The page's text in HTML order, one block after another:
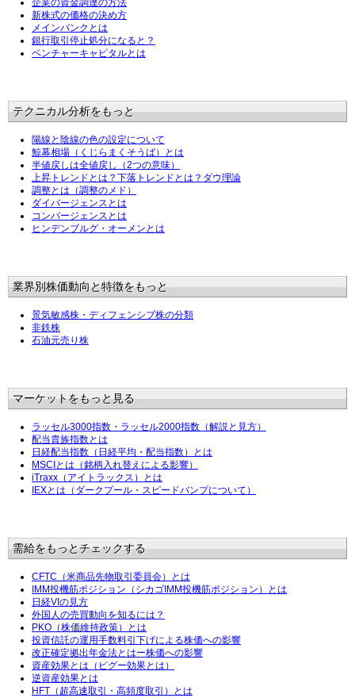
企業の資金調達の方法
新株式の価格の決め方
メインバンクとは
銀行取引停止処分になると？
ベンチャーキャピタルとは
テクニカル分析をもっと
陽線と陰線の色の設定について
鯨幕相場（くじらまくそうば）とは
半値戻しは全値戻し（2つの意味）
上昇トレンドとは？下落トレンドとは？ダウ理論
調整とは（調整のメド）
ダイバージェンスとは
コンバージェンスとは
ヒンデンブルグ・オーメンとは
業界別株価動向と特徴をもっと
景気敏感株・ディフェンシブ株の分類
非鉄株
石油元売り株
マーケットをもっと見る
ラッセル3000指数・ラッセル2000指数（解説と見方）
配当貴族指数とは
日経配当指数（日経平均・配当指数）とは
MSCIとは（銘柄入れ替えによる影響）
iTraxx（アイトラックス）とは
IEXとは（ダークプール・スピードバンプについて）
需給をもっとチェックする
CFTC（米商品先物取引委員会）とは
IMM投機筋ポジション（シカゴIMM投機筋ポジション）とは
日経VIの見方
外国人の売買動向を知るには？
PKO（株価維持政策）とは
投資信託の運用手数料引下げによる株価への影響
改正確定拠出年金法とはー株価への影響
資産効果とは（ピグー効果とは）
逆資産効果とは
HFT（超高速取引・高頻度取引）とは